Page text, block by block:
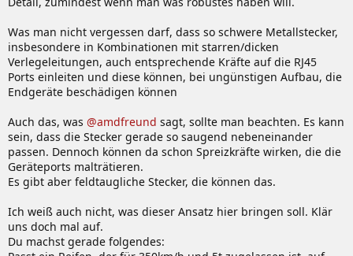
Was man nicht vergessen darf, dass so schwere Metallstecker,
insbesondere in Kombinationen mit starren/dicken
Verlegeleitungen, auch entsprechende Kräfte auf die RJ45
Ports einleiten und diese können, bei ungünstigen Aufbau, die
Endgeräte beschädigen können
Auch das, was @amdfreund sagt, sollte man beachten. Es kann
sein, dass die Stecker gerade so saugend nebeneinander
passen. Dennoch können da schon Spreizkräfte wirken, die die
Geräteports malträtieren.
Es gibt aber feldtaugliche Stecker, die können das.
Ich weiß auch nicht, was dieser Ansatz hier bringen soll. Klär
uns doch mal auf.
Du machst gerade folgendes: